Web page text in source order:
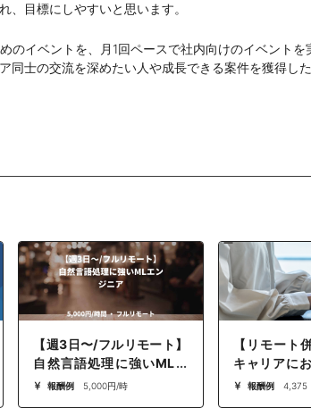
、目標にしやすいと思います。
のイベントを、月1回ペースで社内向けのイベントを
同士の交流を深めたい人や成長できる案件を獲得し
【週3日〜/フルリモート】
自然言語処理に強いMLエ
ンジニア
報酬例 5,000円/時
【リモート
キャリアに
務（ミドル
報酬例 4,375